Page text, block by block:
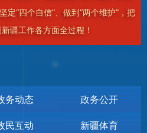
定“四个自信”、做到“两个维护”，把
疆工作各方面全过程！
务动态 政务公开
民互动 新疆体育